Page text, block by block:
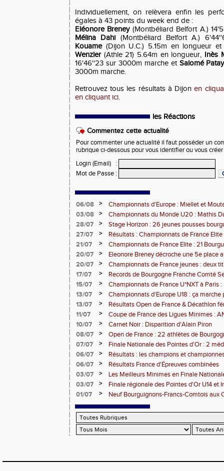
Individuellement, on relèvera enfin les
égales à 43 points du week end de :
Eléonore Breney(Montbéliard Belfort A.)
Mélina Dahi (Montbéliard Belfort A.)
Kouame(Dijon U.C.) 5.15m en longueur
Wenzler(Athle 21) 5.64m en longueur, Inès
16'46''23 sur 3000m marche etSalomé Patay
3000m marche.
Retrouvez tous les résultats à Dijonen
en cliquant ici.
les Réactions
Commentez cette actualité
Pour commenter une actualité il faut posséder un
rubrique ci-dessous pour vous identifier ou vous
Login (Email)
:
Mot de Passe :
06/08 >
Championnats d'Europe : Miellet et
03/08
>
Championnats du Monde U20 : Mathis
3000m steeple
28/07 >
Stage Horizon : 26 jeunes pousses
comtoises retenues
27/07 >
Résultats : Championnats de France
21/07
>
Championnats de France Elite : 21
l'assaut d'Albi
20/07 >
Eleonore Breney décroche une 5e place
d'Europe U18
20/07 >
Championnats de France jeunes : deux
de médailles pour la BFC
17/07 >
Records de Bourgogne Franche Comté
15/07
>
Championnats de France U*NXT à Paris
Comté en force
13/07 >
Championnats d'Europe U18 : ça marche
13/07
>
Résultats Open de France & Décathlon
Bourguignons-Francs-Comtois sur le
11/07 >
Coupe de France des Ligues Minimes :
10/07
>
Carnet Noir : Disparition d'Alain Piron
08/07
>
Open de France : 22 athlètes de
clubs) engagés
07/07 >
Finale Nationale des Pointes d'Or : 2
DUC
06/07 >
Résultats : les champions et
Dijon
06/07 >
Résultats France d'Épreuves combinées
03/07
>
Les Meilleurs Minimes en Finale
03/07
>
Finale régionale des Pointes d'Or U14 et
01/07
>
Neuf Bourguignons-Francs-Comtois aux